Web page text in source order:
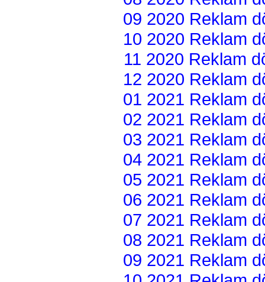
09 2020 Reklam
10 2020 Reklam
11 2020 Reklam
12 2020 Reklam
01 2021 Reklam
02 2021 Reklam
03 2021 Reklam
04 2021 Reklam
05 2021 Reklam
06 2021 Reklam
07 2021 Reklam
08 2021 Reklam
09 2021 Reklam